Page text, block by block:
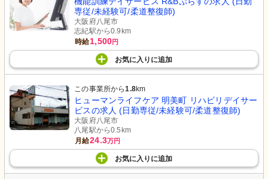
専従/未経験可/柔道整復師)
大阪府八尾市
志紀駅から0.9km
時給1,500円
お気に入り に追加
この事業所から1.8km
ヒューマンライフケア 明美町 リハビリデイサー
ビスの求人 (日勤専従/未経験可/柔道整復師)
大阪府八尾市
八尾駅から0.5km
月給24.3万円
お気に入り に追加